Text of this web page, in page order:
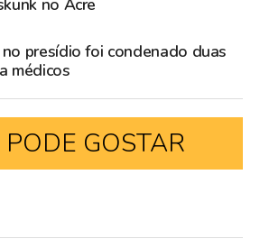
no Acre
presídio foi condenado duas
médicos
GOSTAR